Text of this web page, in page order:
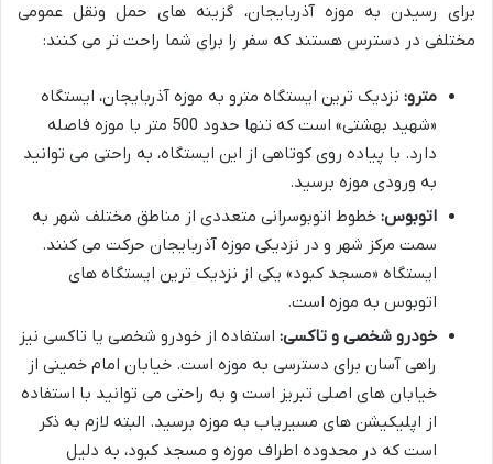
برای رسیدن به موزه آذربایجان، گزینه های حمل ونقل عمومی
مختلفی در دسترس هستند که سفر را برای شما راحت تر می کنند:
مترو: نزدیک ترین ایستگاه مترو به موزه آذربایجان، ایستگاه
«شهید بهشتی» است که تنها حدود 500 متر با موزه فاصله
دارد. با پیاده روی کوتاهی از این ایستگاه، به راحتی می توانید
به ورودی موزه برسید.
اتوبوس: خطوط اتوبوسرانی متعددی از مناطق مختلف شهر به
سمت مرکز شهر و در نزدیکی موزه آذربایجان حرکت می کنند.
ایستگاه «مسجد کبود» یکی از نزدیک ترین ایستگاه های
اتوبوس به موزه است.
خودرو شخصی و تاکسی: استفاده از خودرو شخصی یا تاکسی نیز
راهی آسان برای دسترسی به موزه است. خیابان امام خمینی از
خیابان های اصلی تبریز است و به راحتی می توانید با استفاده
از اپلیکیشن های مسیریاب به موزه برسید. البته لازم به ذکر
است که در محدوده اطراف موزه و مسجد کبود، به دلیل